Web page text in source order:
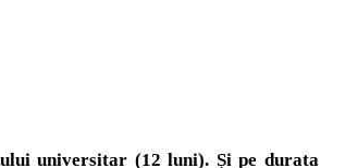
universitar (12 luni). Și pe durata